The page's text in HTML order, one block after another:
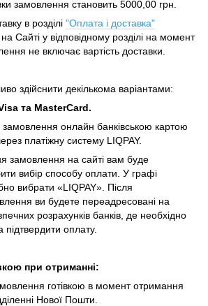
замовлення становить 5000,00 грн.
в розділі "Оплата і доставка"
Сайті у відповідному розділі на момент
не включає вартість доставки.
здійснити декількома варіантами:
та MasterCard.
онлайн банківською картою
платіжну систему LIQPAY.
замовлення на сайті вам буде
вибір способу оплати. У графі
вибрати «LIQPAY». Після
ви будете переадресовані на
розрахунків банків, де необхідно
підтвердити оплату.
при отриманні:
готівкою в момент отримання
Нової Пошти.